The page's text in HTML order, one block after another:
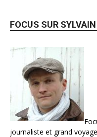
FOCUS SUR
journaliste et grand